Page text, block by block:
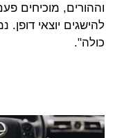
וההורים, מוכיחים
להישגים יוצאי דופן.
כולה".